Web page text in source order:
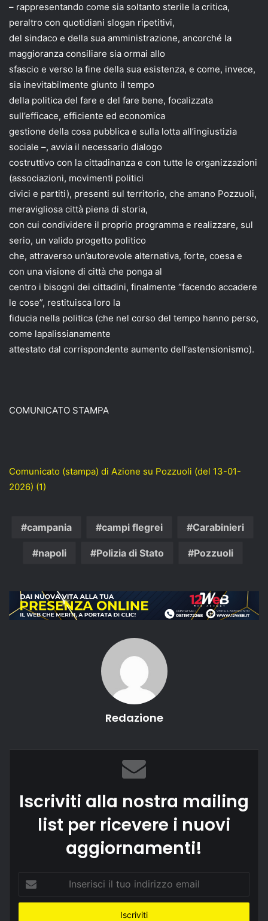
– rappresentando come sia soltanto sterile la critica,
peraltro con quotidiani slogan ripetitivi,
del sindaco e della sua amministrazione, ancorché la
maggioranza consiliare sia ormai allo
sfascio e verso la fine della sua esistenza, e come, invece,
sia inevitabilmente giunto il tempo
della politica del fare e del fare bene, focalizzata
sull’efficace, efficiente ed economica
gestione della cosa pubblica e sulla lotta all’ingiustizia
sociale –, avvia il necessario dialogo
costruttivo con la cittadinanza e con tutte le organizzazioni
(associazioni, movimenti politici
civici e partiti), presenti sul territorio, che amano Pozzuoli,
meravigliosa città piena di storia,
con cui condividere il proprio programma e realizzare, sul
serio, un valido progetto politico
che, attraverso un’autorevole alternativa, forte, coesa e
con una visione di città che ponga al
centro i bisogni dei cittadini, finalmente “facendo accadere
le cose”, restituisca loro la
fiducia nella politica (che nel corso del tempo hanno perso,
come lapalissianamente
attestato dal corrispondente aumento dell’astensionismo).
COMUNICATO STAMPA
Comunicato (stampa) di Azione su Pozzuoli (del 13-01-
2026) (1)
campania campi flegrei Carabinieri
napoli Polizia di Stato Pozzuoli
Redazione
Iscriviti alla nostra mailing
list per ricevere i nuovi
aggiornamenti!
tuo